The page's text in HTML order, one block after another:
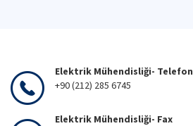
Elektrik Mühendisliği- Telefon
+90 (212) 285 6745
Elektrik Mühendisliği- Fax